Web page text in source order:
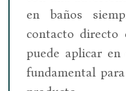
en baños
contacto directo
puede aplicar
fundamental